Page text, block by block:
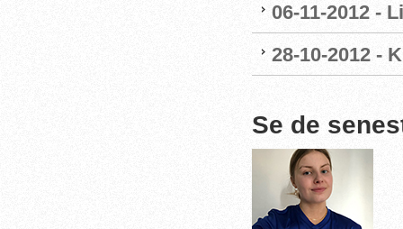
06-11-2012 -
28-10-2012 -
Se de